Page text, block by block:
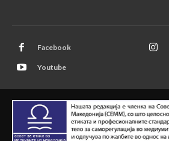
Facebook
Youtube